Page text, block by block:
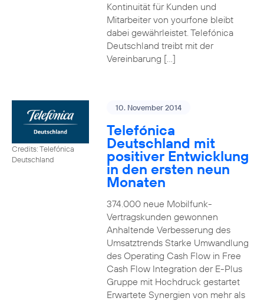
Kontinuität für Kunden und
Mitarbeiter von yourfone bleibt
dabei gewährleistet. Telefónica
Deutschland treibt mit der
Vereinbarung […]
Credits: Telefónica
Deutschland
10. November 2014
Telefónica
Deutschland mit
positiver Entwicklung
in den ersten neun
Monaten
374.000 neue Mobilfunk-
Vertragskunden gewonnen
Anhaltende Verbesserung des
Umsatztrends Starke Umwandlung
des Operating Cash Flow in Free
Cash Flow Integration der E-Plus
Gruppe mit Hochdruck gestartet
Erwartete Synergien von mehr als